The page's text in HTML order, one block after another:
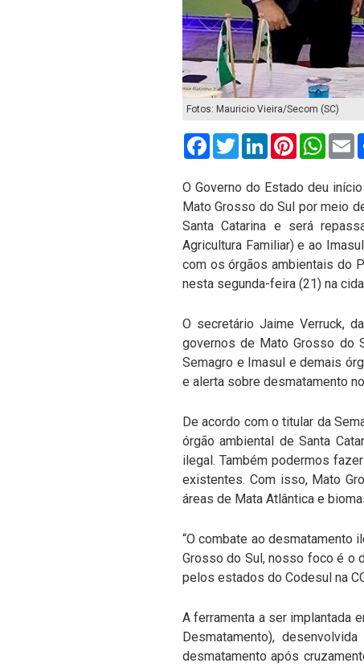
Fotos: Mauricio Vieira/Secom (SC)
FacebookTwitterLinkedInPinterest
O Governo do Estado deu
Mato Grosso do Sul por meio
Santa Catarina e será
Agricultura Familiar) e ao
com os órgãos ambientais do
nesta segunda-feira (21) na
O secretário Jaime Verruck,
governos de Mato Grosso do
Semagro e Imasul e demais
e alerta sobre desmatamento
De acordo com o titular da
órgão ambiental de Santa
ilegal. Também podermos
existentes. Com isso, Mato
áreas de Mata Atlântica e
“O combate ao desmatamento
Grosso do Sul, nosso foco é o
pelos estados do Codesul na
A ferramenta a ser implantada
Desmatamento),
desmatamento após